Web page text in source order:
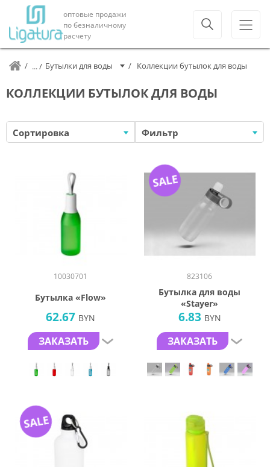
оптовые продажи
по безналичному
расчету
Бутылки для воды Коллекции бутылок для воды
КОЛЛЕКЦИИ БУТЫЛОК ДЛЯ ВОДЫ
Сортировка Фильтр
10030701
Бутылка «Flow»
62.67 BYN
ЗАКАЗАТЬ
823106
Бутылка для воды
«Stayer»
6.83 BYN
ЗАКАЗАТЬ
SALE
SALE